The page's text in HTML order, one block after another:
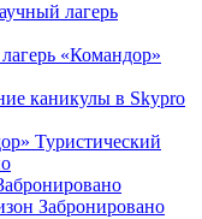
лагерь
«Командор»
каникулы в Skypro
Туристический
Забронировано